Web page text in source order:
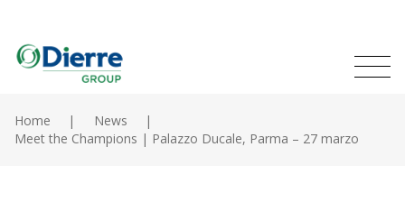
contenuto
principale
MENU
Home
Home
News
Meet the Champions | Palazzo Ducale, Parma – 27 marzo